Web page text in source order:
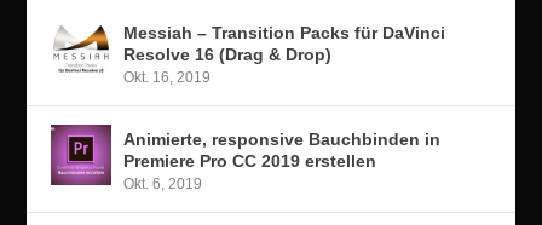
Messiah – Transition Packs für DaVinci
Resolve 16 (Drag & Drop)
Okt. 16, 2019
Animierte, responsive Bauchbinden in
Premiere Pro CC 2019 erstellen
Okt. 6, 2019